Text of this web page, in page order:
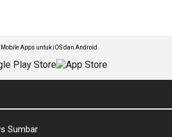
Apps untuk iOS dan Android
Sumbar